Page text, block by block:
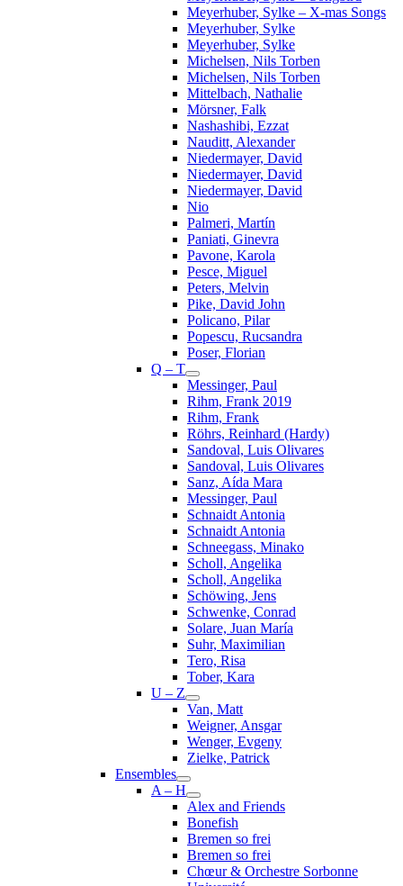
Meyerhuber, Sylke – X-mas Songs
Meyerhuber, Sylke
Meyerhuber, Sylke
Michelsen, Nils Torben
Michelsen, Nils Torben
Mittelbach, Nathalie
Mörsner, Falk
Nashashibi, Ezzat
Nauditt, Alexander
Niedermayer, David
Niedermayer, David
Niedermayer, David
Nio
Palmeri, Martín
Paniati, Ginevra
Pavone, Karola
Pesce, Miguel
Peters, Melvin
Pike, David John
Policano, Pilar
Popescu, Rucsandra
Poser, Florian
Q – T
Messinger, Paul
Rihm, Frank 2019
Rihm, Frank
Röhrs, Reinhard (Hardy)
Sandoval, Luis Olivares
Sandoval, Luis Olivares
Sanz, Aída Mara
Messinger, Paul
Schnaidt Antonia
Schnaidt Antonia
Schneegass, Minako
Scholl, Angelika
Scholl, Angelika
Schöwing, Jens
Schwenke, Conrad
Solare, Juan María
Suhr, Maximilian
Tero, Risa
Tober, Kara
U – Z
Van, Matt
Weigner, Ansgar
Wenger, Evgeny
Zielke, Patrick
Ensembles
A – H
Alex and Friends
Bonefish
Bremen so frei
Bremen so frei
Chœur & Orchestre Sorbonne